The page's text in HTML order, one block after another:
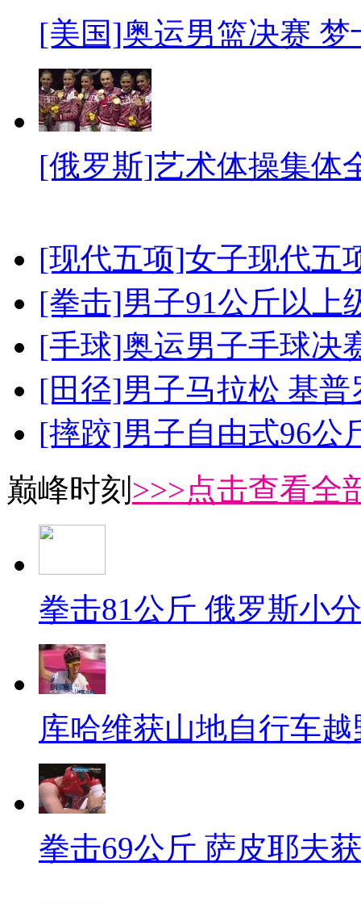
[美国]奥运男篮决赛
[俄罗斯]艺术体操集体
[现代五项]女子现代五
[拳击]男子91公斤以上
[手球]奥运男子手球决
[田径]男子马拉松 基
[摔跤]男子自由式96公
巅峰时刻 >>>点击查看全
拳击81公斤 俄罗斯小
库哈维获山地自行车
拳击69公斤 萨皮耶夫